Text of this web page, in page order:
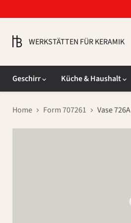
WERKSTÄTTEN FÜR KERAMIK
Geschirr
Küche & Haushalt
Home Form 707261 Vase 726A